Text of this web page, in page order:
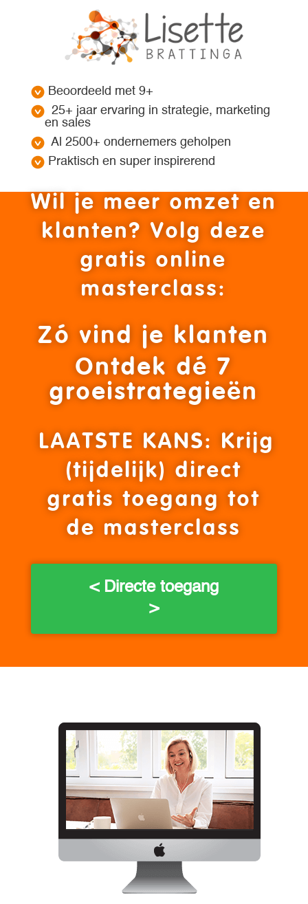
Beoordeeld met 9+
25+ jaar ervaring in strategie, marketing
en sales
Al 2500+ ondernemers geholpen
Praktisch en super inspirerend
Wil je meer omzet en
klanten? Volg deze
gratis online
masterclass:
Zó vind je klanten
Ontdek dé 7
groeistrategieën
LAATSTE KANS: Krijg
(tijdelijk) direct
gratis toegang tot
de masterclass
< Directe toegang
>